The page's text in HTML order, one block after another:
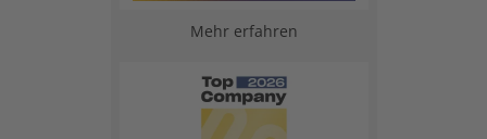
Mehr erfahren